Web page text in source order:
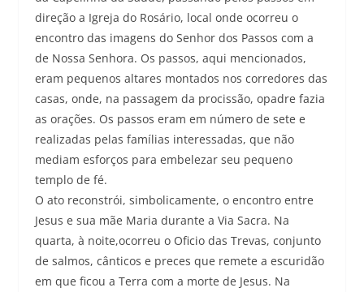
direção a Igreja do Rosário, local onde ocorreu o
encontro das imagens do Senhor dos Passos com a
de Nossa Senhora. Os passos, aqui mencionados,
eram pequenos altares montados nos corredores das
casas, onde, na passagem da procissão, opadre fazia
as orações. Os passos eram em número de sete e
realizadas pelas famílias interessadas, que não
mediam esforços para embelezar seu pequeno
templo de fé.
O ato reconstrói, simbolicamente, o encontro entre
Jesus e sua mãe Maria durante a Via Sacra. Na
quarta, à noite,ocorreu o Oficio das Trevas, conjunto
de salmos, cânticos e preces que remete a escuridão
em que ficou a Terra com a morte de Jesus. Na